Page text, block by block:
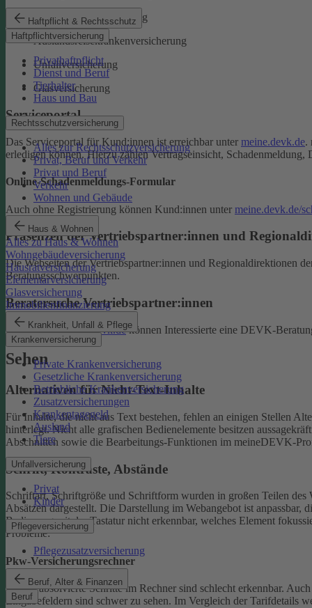
Haftpflicht & Rechtsschutz
Haftpflichtversicherung
Privathaftpflicht
Dienst und Beruf
Tierhalter
Haus und Bau
Rechtsschutzversicherung
Alles zur Rechtsschutzversicherung
Privat, Beruf und Verkehr
Privat und Beruf
Verkehr
Wohnen und Gebäude
Haus & Wohnen
Alles zu Haus & Wohnen
Wohngebäudeversicherung
Hausratversicherung
Elementarversicherung
Glasversicherung
Immobilienfinanzierung
Krankheit, Unfall & Pflege
Krankenversicherung
Private Krankenversicherung
Gesetzliche Krankenversicherung
Betriebliche Krankenversicherung
Zusatzversicherungen
Krankentagegeld
Ausland
Tiere
Unfallversicherung
Privat
Kinder
Pflegeversicherung
Pflegezusatzversicherung
Beruf, Alter & Finanzen
Beruf
Rechtsschutzversicherung
Auslandsreisekrankenversicherung
Unfallversicherung
Glasversicherung
Serviceportal
Das Serviceportal für Kund:innen ist erreichbar unter meine.devk.de.
erledigen können. Hierzu zählen Vertragseinsicht,
Online-Schadenmeldungs-Formular
Auch ohne Registrierung können Kund:innen unter meine.devk.de/
Präsenzen der Vertriebspartner:innen und
Die Webseiten der Vertriebspartner:innen und Regionaldirektionen
Beratungsschwerpunkten.
Beratersuche Vertriebspartner:innen
Unterberatersuche.devk.dekönnen Interessierte eine DEVK-
Sehen
Alternativen für Nicht-Text-Inhalte
Für Inhalte, die nicht aus Text bestehen, fehlen an einigen Stellen
hinterlegt.Nicht alle grafischen Bedienelemente besitzen
Abschnitten sowie die Bearbeitungs-Funktionen im meineDEVK-
Schrift, Kontraste, Abstände
Schriftart, Schriftgröße und Schriftform wurden in großen Teilen des
Absätzen dargestellt. Die Darstellung im Webangebot ist anpassbar,
Bedienung mit der Tastatur nicht erkennbar, welches Element
Probleme:
Pkw-Versicherungsrechner
Bereits absolvierte Schritte im Rechner sind schlecht erkennbar. Auch
Eingabefeldern sind schwer zu sehen. Im Vergleich der Tarifdetails